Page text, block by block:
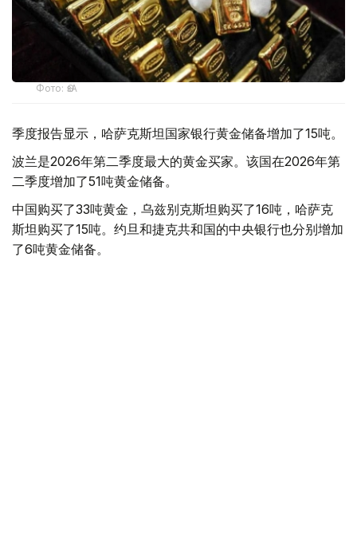
Фото: ӨзА
季度报告显示，哈萨克斯坦国家银行黄金储备增加了15吨。
波兰是2026年第二季度最大的黄金买家。该国在2026年第
二季度增加了51吨黄金储备。
中国购买了33吨黄金，乌兹别克斯坦购买了16吨，哈萨克
斯坦购买了15吨。约旦和捷克共和国的中央银行也分别增加
了6吨黄金储备。